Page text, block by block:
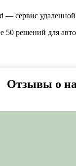
— сервис
50 решений для
Отзывы о